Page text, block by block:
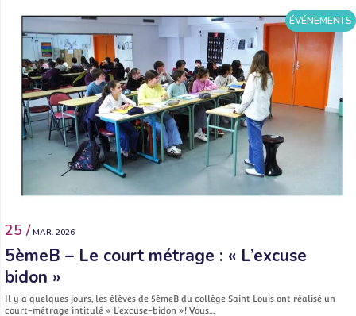
ÉVÉNEMENTS
25 / MAR. 2026
5èmeB – Le court métrage : « L’excuse
bidon »
Il y a quelques jours, les élèves de 5èmeB du collège Saint Louis ont réalisé un
court-métrage intitulé « L’excuse-bidon »! Vous…